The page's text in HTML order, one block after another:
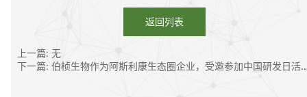
返回列表
上一篇: 无
下一篇: 伯桢生物作为阿斯利康生态圈企业，受邀